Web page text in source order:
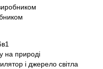
на природі
і джерело світла